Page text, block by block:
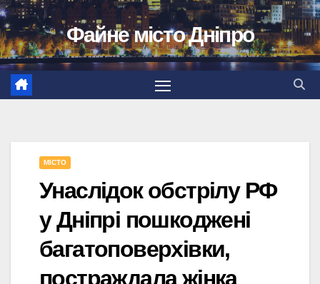
Перейти
до
вмісту
Файне місто Дніпро
МІСТО
Унаслідок обстрілу РФ
у Дніпрі пошкоджені
багатоповерхівки,
постраждала жінка